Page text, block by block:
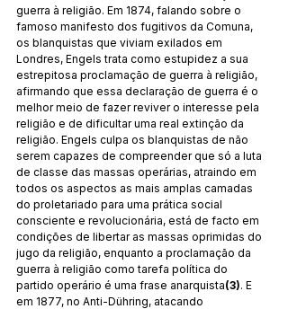
guerra à religião. Em 1874, falando sobre o
famoso manifesto dos fugitivos da Comuna,
os blanquistas que viviam exilados em
Londres, Engels trata como estupidez a sua
estrepitosa proclamação de guerra à religião,
afirmando que essa declaração de guerra é o
melhor meio de fazer reviver o interesse pela
religião e de dificultar uma real extinção da
religião. Engels culpa os blanquistas de não
serem capazes de compreender que só a luta
de classe das massas operárias, atraindo em
todos os aspectos as mais amplas camadas
do proletariado para uma prática social
consciente e revolucionária, está de facto em
condições de libertar as massas oprimidas do
jugo da religião, enquanto a proclamação da
guerra à religião como tarefa política do
partido operário é uma frase anarquista(3). E
em 1877, no Anti-Dühring, atacando